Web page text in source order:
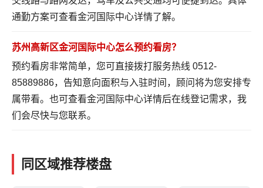
通勤方案可查看金河国际中心详情了解。
苏州高新区金河国际中心怎么预约看房？
预约看房非常简单，您可直接拨打服务热线 0512-
85889886，告知意向面积与入驻时间，顾问将为您安排专
属带看。也可查看金河国际中心详情后在线登记需求，我
们会尽快与您联系。
同区域推荐楼盘